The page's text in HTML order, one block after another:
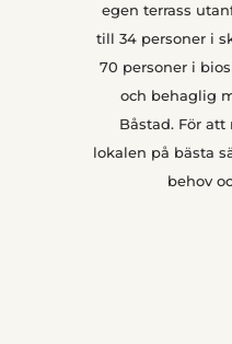
egen terrass
till 34 personer i
70 personer i
och behaglig
Båstad. För
lokalen på bästa
behov